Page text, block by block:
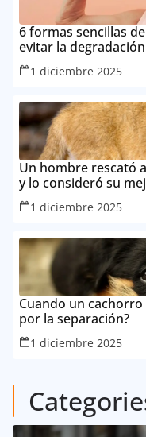
6 formas sencillas
evitar la
1 diciembre 2025
Un hombre rescató
y lo consideró su
1 diciembre 2025
Cuando un
por la separación?
1 diciembre 2025